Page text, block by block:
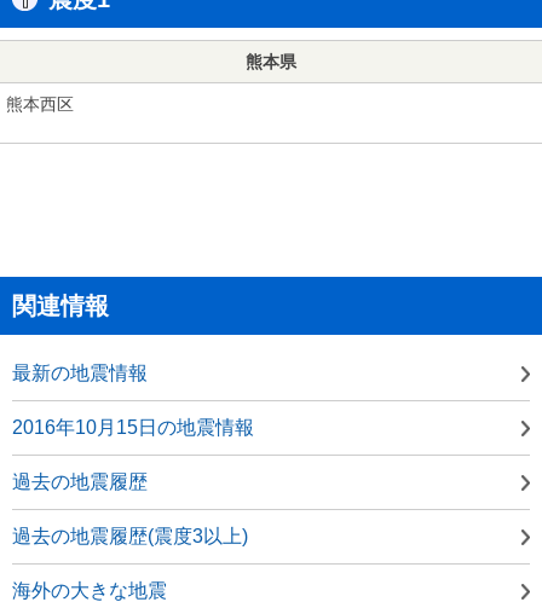
熊本県
熊本西区
関連情報
最新の地震情報
2016年10月15日の地震情報
過去の地震履歴
過去の地震履歴(震度3以上)
海外の大きな地震